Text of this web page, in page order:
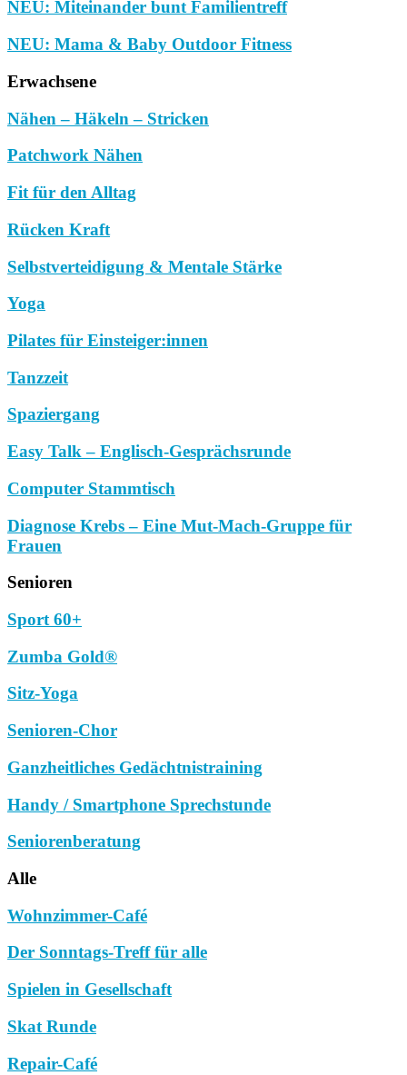
NEU: Miteinander bunt Familientreff
NEU: Mama & Baby Outdoor Fitness
Erwachsene
Nähen – Häkeln – Stricken
Patchwork Nähen
Fit für den Alltag
Rücken Kraft
Selbstverteidigung & Mentale Stärke
Yoga
Pilates für Einsteiger:innen
Tanzzeit
Spaziergang
Easy Talk – Englisch-Gesprächsrunde
Computer Stammtisch
Diagnose Krebs – Eine Mut-Mach-Gruppe für
Frauen
Senioren
Sport 60+
Zumba Gold®
Sitz-Yoga
Senioren-Chor
Ganzheitliches Gedächtnistraining
Handy / Smartphone Sprechstunde
Seniorenberatung
Alle
Wohnzimmer-Café
Der Sonntags-Treff für alle
Spielen in Gesellschaft
Skat Runde
Repair-Café